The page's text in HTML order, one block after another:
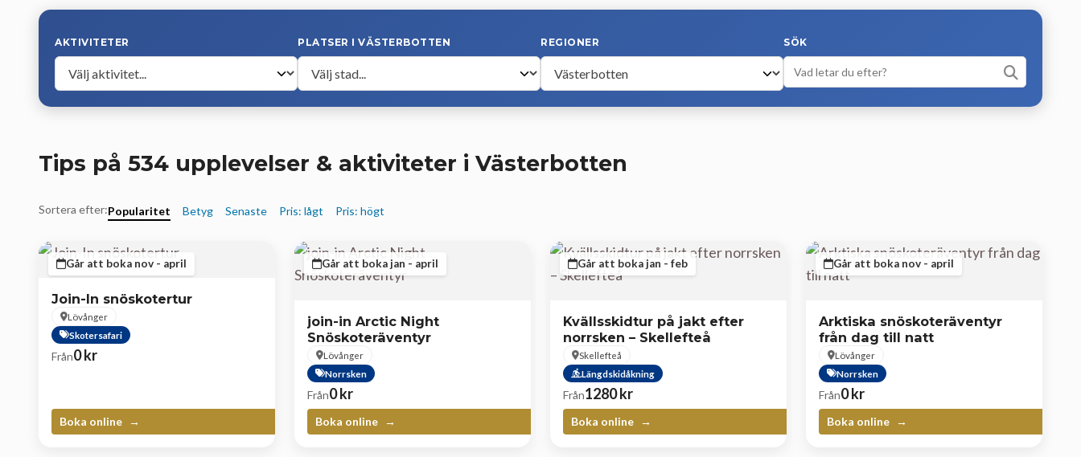
AKTIVITETER PLATSER I VÄSTERBOTTEN REGIONER SÖK
Tips på 534 upplevelser & aktiviteter i Västerbotten
Sortera efter:Popularitet Betyg Senaste Pris: lågt Pris: högt
Går att boka nov - april
Join-In snöskotertur
Lövånger
Skotersafari
Från0kr
Boka online
Går att boka jan - april
join-in Arctic Night
Snöskoteräventyr
Lövånger
Norrsken
Från0kr
Boka online
Går att boka jan - feb
Kvällsskidtur på jakt efter
norrsken – Skellefteå
Skellefteå
Längdskidåkning
Från1280kr
Boka online
Går att boka nov - april
Arktiska snöskoteräventyr
från dag till natt
Lövånger
Norrsken
Från0kr
Boka online